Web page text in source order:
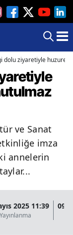
dolu ziyaretiyle
ve Sanat
imza
annelerin
2025 11:39
Yayınlanma
09